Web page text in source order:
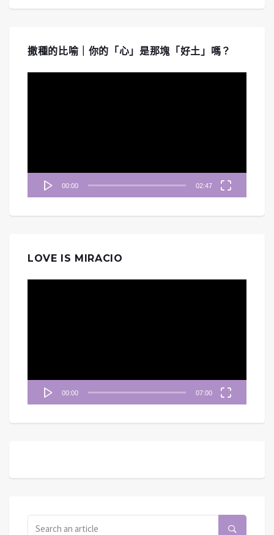
撒種的比喻｜你的「心」是那塊「好土」嗎？
00:00 02:47
LOVE IS MIRACIO
00:00 07:00